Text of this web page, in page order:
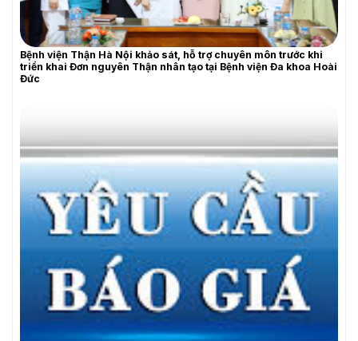
YÊU CẦU BÁO GIÁ
Bệnh viện Thận Hà Nội khảo sát, hỗ trợ chuyên môn trước khi
triển khai Đơn nguyên Thận nhân tạo tại Bệnh viện Đa khoa Hoài
Đức